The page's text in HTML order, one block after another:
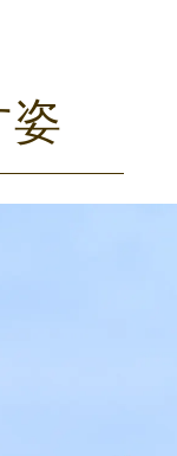
姿